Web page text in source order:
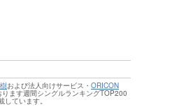
および法人向けサービス・ ORICON
ます週間シングルランキングTOP200
ています。